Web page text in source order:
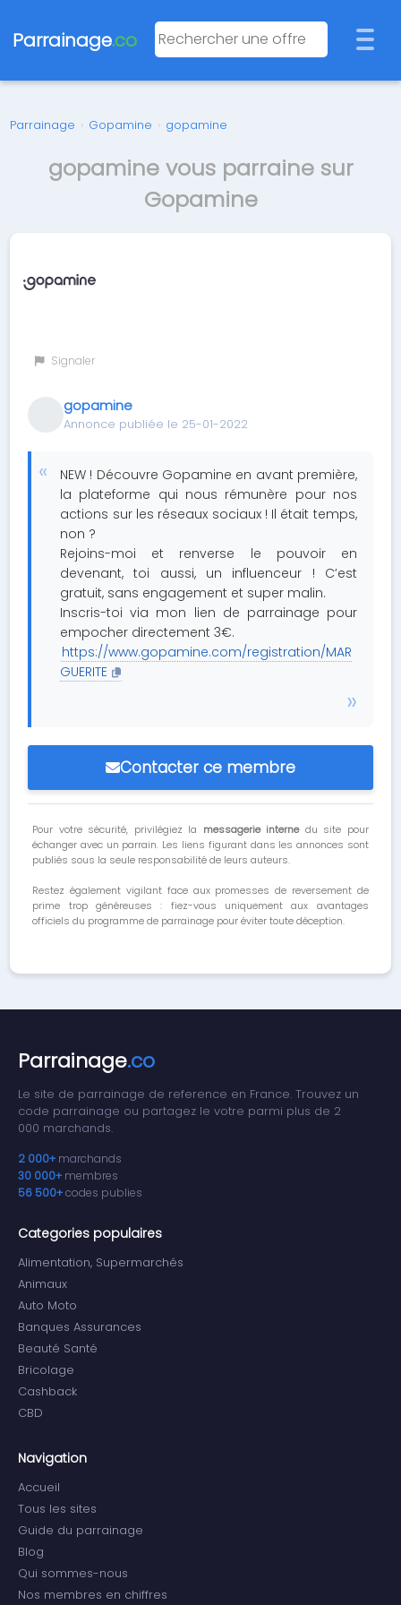
Parrainage.co
Parrainage › Gopamine › gopamine
gopamine vous parraine sur
Gopamine
Signaler
gopamine
Annonce publiée le 25-01-2022
NEW ! Découvre Gopamine en avant première,
la plateforme qui nous rémunère pour nos
actions sur les réseaux sociaux ! Il était temps,
non ?
Rejoins-moi et renverse le pouvoir en
devenant, toi aussi, un influenceur ! C’est
gratuit, sans engagement et super malin.
Inscris-toi via mon lien de parrainage pour
empocher directement 3€.
https://www.gopamine.com/registration/MAR
GUERITE
Contacter ce membre
Pour votre sécurité, privilégiez la messagerie internedu site pour
échanger avec un parrain. Les liens figurant dans les annonces sont
publiés sous la seule responsabilité de leurs auteurs.
Restez également vigilant face aux promesses de reversement de
prime trop généreuses : fiez-vous uniquement aux avantages
officiels du programme de parrainage pour éviter toute déception.
Parrainage.co
Le site de parrainage de reference en France. Trouvez un
code parrainage ou partagez le votre parmi plus de 2
000 marchands.
2 000+ marchands
30 000+ membres
56 500+codes publies
Categories populaires
Alimentation, Supermarchés
Animaux
Auto Moto
Banques Assurances
Beauté Santé
Bricolage
Cashback
CBD
Navigation
Accueil
Tous les sites
Guide du parrainage
Blog
Qui sommes-nous
Nos membres en chiffres